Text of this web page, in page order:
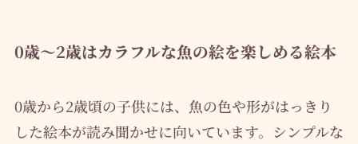
0歳〜2歳はカラフルな魚の絵を楽しめる絵本
0歳から2歳頃の子供には、魚の色や形がはっきり
した絵本が読み聞かせに向いています。シンプルな